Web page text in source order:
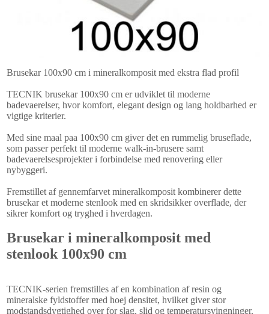
Brusekar 100x90 cm i mineralkomposit med ekstra flad profil
TECNIK brusekar 100x90 cm er udviklet til moderne
badevaerelser, hvor komfort, elegant design og lang holdbarhed er
vigtige kriterier.
Med sine maal paa 100x90 cm giver det en rummelig bruseflade,
som passer perfekt til moderne walk-in-brusere samt
badevaerelsesprojekter i forbindelse med renovering eller
nybyggeri.
Fremstillet af gennemfarvet mineralkomposit kombinerer dette
brusekar et moderne stenlook med en skridsikker overflade, der
sikrer komfort og tryghed i hverdagen.
Brusekar i mineralkomposit med
stenlook 100x90 cm
TECNIK-serien fremstilles af en kombination af resin og
mineralske fyldstoffer med hoej densitet, hvilket giver stor
modstandsdygtighed over for slag, slid og temperatursvingninger.